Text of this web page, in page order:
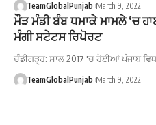
TeamGlobalPunjab March 9, 2022
ਮੌੜ ਮੰਡੀ ਬੰਬ ਧਮਾਕੇ ਮਾਮਲੇ ‘ਚ
ਮੰਗੀ ਸਟੇਟਸ ਰਿਪੋਰਟ
ਚੰਡੀਗੜ੍ਹ: ਸਾਲ 2017 'ਚ ਹੋਈਆਂ ਪੰਜਾਬ
TeamGlobalPunjab March 9, 2022